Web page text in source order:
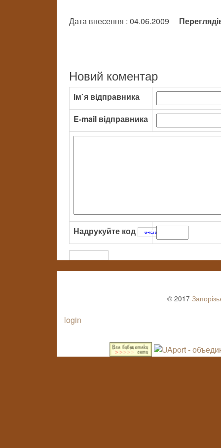
Дата внесення : 04.06.2009
Новий коментар
Ім`я відправника
E-mail відправника
Надрукуйте код
© 2017
login